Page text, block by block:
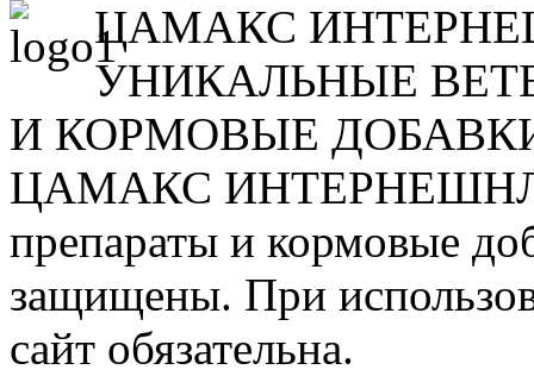
ЦАМАКС
УНИКАЛЬНЫЕ
И КОРМОВЫЕ
ЦАМАКС ИНТЕРНЕШНЛ.
препараты и кормовые
защищены. При
сайт обязательна.